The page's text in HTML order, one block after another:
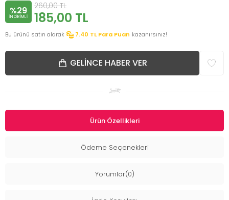
%29
INDIRIMLI
260,00TL
185,00 TL
Bu ürünü satın alarak 7.40 TL Para Puan kazanırsınız!
GELINCE HABER VER
Ürün Özellikleri
Ödeme Seçenekleri
Yorumlar(0)